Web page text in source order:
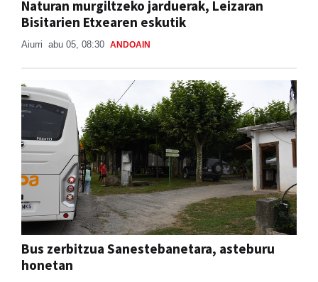
Naturan murgiltzeko jarduerak, Leizaran
Bisitarien Etxearen eskutik
Aiurri abu 05, 08:30 ANDOAIN
Bus zerbitzua Sanestebanetara, asteburu
honetan